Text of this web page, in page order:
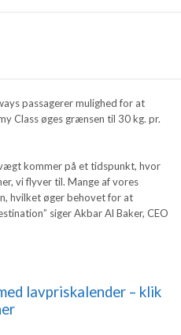
passagerer mulighed for at
Class øges grænsen til 30 kg. pr.
kommer på et tidspunkt, hvor
vi flyver til. Mange af vores
hvilket øger behovet for at
siger Akbar Al Baker, CEO
lavpriskalender – klik